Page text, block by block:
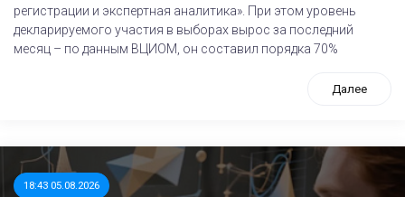
регистрации и экспертная аналитика». При этом уровень
декларируемого участия в выборах вырос за последний
месяц – по данным ВЦИОМ, он составил порядка 70%
Далее
18:43 05.08.2026